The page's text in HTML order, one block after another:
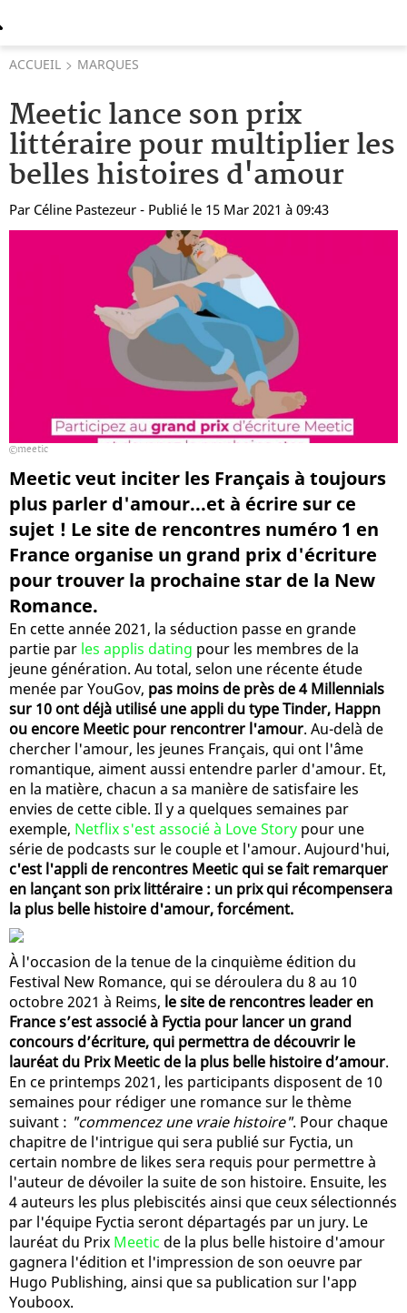
ACCUEIL MARQUES
Meetic lance son prix
littéraire pour multiplier les
belles histoires d'amour
Par Céline Pastezeur - Publié le 15 Mar 2021 à 09:43
meetic
Meetic veut inciter les Français à toujours
plus parler d'amour...et à écrire sur ce
sujet ! Le site de rencontres numéro 1 en
France organise un grand prix d'écriture
pour trouver la prochaine star de la New
Romance.
En cette année 2021, la séduction passe en grande
partie par les applis dating pour les membres de la
jeune génération. Au total, selon une récente étude
menée par YouGov, pas moins de près de 4 Millennials
sur 10 ont déjà utilisé une appli du type Tinder, Happn
ou encore Meetic pour rencontrer l'amour. Au-delà de
chercher l'amour, les jeunes Français, qui ont l'âme
romantique, aiment aussi entendre parler d'amour. Et,
en la matière, chacun a sa manière de satisfaire les
envies de cette cible. Il y a quelques semaines par
exemple, Netflix s'est associé à Love Story pour une
série de podcasts sur le couple et l'amour. Aujourd'hui,
c'est l'appli de rencontres Meetic qui se fait remarquer
en lançant son prix littéraire : un prix qui récompensera
la plus belle histoire d'amour, forcément.
À l'occasion de la tenue de la cinquième édition du
Festival New Romance, qui se déroulera du 8 au 10
octobre 2021 à Reims, le site de rencontres leader en
France s’est associé à Fyctia pour lancer un grand
concours d’écriture, qui permettra de découvrir le
lauréat du Prix Meetic de la plus belle histoire d’amour.
En ce printemps 2021, les participants disposent de 10
semaines pour rédiger une romance sur le thème
suivant : "commencez une vraie histoire". Pour chaque
chapitre de l'intrigue qui sera publié sur Fyctia, un
certain nombre de likes sera requis pour permettre à
l'auteur de dévoiler la suite de son histoire. Ensuite, les
4 auteurs les plus plebiscités ainsi que ceux sélectionnés
par l'équipe Fyctia seront départagés par un jury. Le
lauréat du Prix Meetic de la plus belle histoire d'amour
gagnera l'édition et l'impression de son oeuvre par
Hugo Publishing, ainsi que sa publication sur l'app
Youboox.